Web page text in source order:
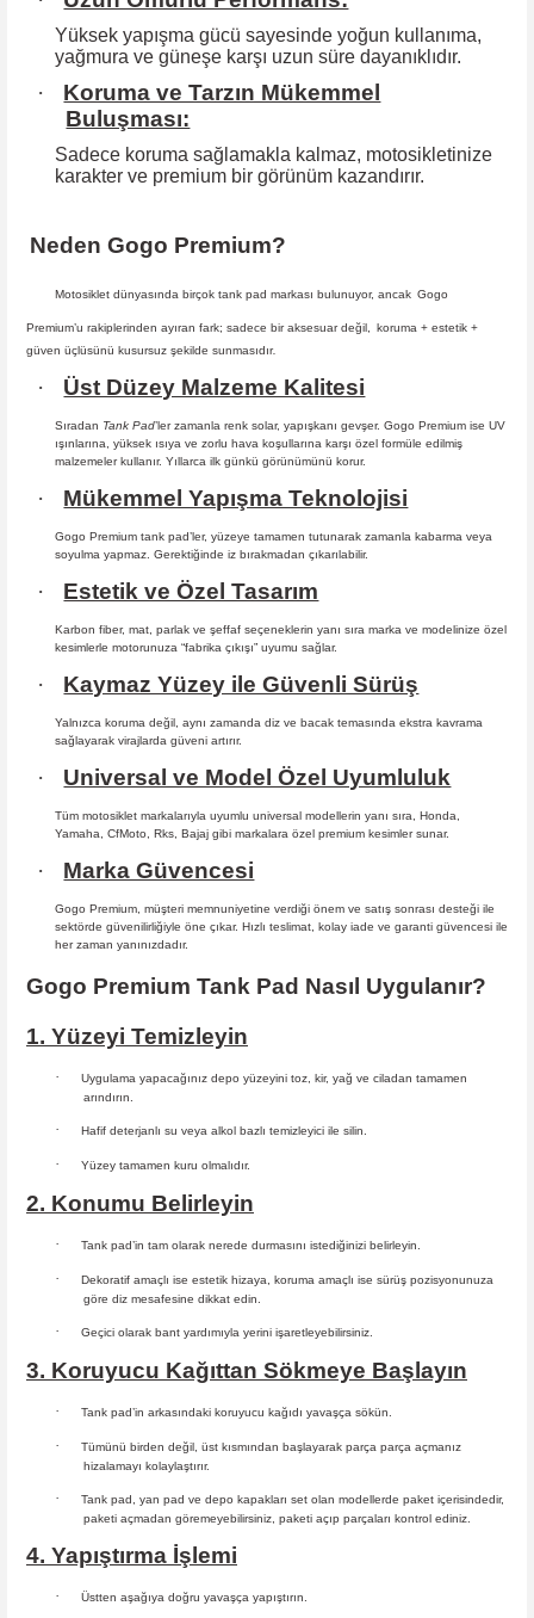
Yüksek yapışma gücü sayesinde yoğun kullanıma,
yağmura ve güneşe karşı uzun süre dayanıklıdır.
·
Koruma ve Tarzın Mükemmel
Buluşması:
Sadece koruma sağlamakla kalmaz, motosikletinize
karakter ve premium bir görünüm kazandırır.
Neden Gogo Premium?
Motosiklet dünyasında birçok tank pad markası bulunuyor, ancak Gogo
Premium’u rakiplerinden ayıran fark; sadece bir aksesuar değil,
koruma + estetik +
güven üçlüsünü kusursuz şekilde sunmasıdır.
· Üst Düzey Malzeme Kalitesi
Sıradan Tank Pad’ler zamanla renk solar, yapışkanı gevşer. Gogo Premium ise UV
ışınlarına, yüksek ısıya ve zorlu hava koşullarına karşı özel formüle edilmiş
malzemeler kullanır. Yıllarca ilk günkü görünümünü korur.
· Mükemmel Yapışma Teknolojisi
Gogo Premium tank pad’ler, yüzeye tamamen tutunarak zamanla kabarma veya
soyulma yapmaz. Gerektiğinde iz bırakmadan çıkarılabilir.
· Estetik ve Özel Tasarım
Karbon fiber, mat, parlak ve şeffaf seçeneklerin yanı sıra marka ve modelinize özel
kesimlerle motorunuza “fabrika çıkışı” uyumu sağlar.
· Kaymaz Yüzey ile Güvenli Sürüş
Yalnızca koruma değil, aynı zamanda diz ve bacak temasında ekstra kavrama
sağlayarak virajlarda güveni artırır.
· Universal ve Model Özel Uyumluluk
Tüm motosiklet markalarıyla uyumlu universal modellerin yanı sıra, Honda,
Yamaha, CfMoto, Rks, Bajaj gibi markalara özel premium kesimler sunar.
· Marka Güvencesi
Gogo Premium, müşteri memnuniyetine verdiği önem ve satış sonrası desteği ile
sektörde güvenilirliğiyle öne çıkar. Hızlı teslimat, kolay iade ve garanti güvencesi ile
her zaman yanınızdadır.
Gogo Premium Tank Pad Nasıl Uygulanır?
1. Yüzeyi Temizleyin
·
Uygulama yapacağınız depo yüzeyini toz, kir, yağ ve ciladan tamamen
arındırın.
· Hafif deterjanlı su veya alkol bazlı temizleyici ile silin.
· Yüzey tamamen kuru olmalıdır.
2. Konumu Belirleyin
· Tank pad’in tam olarak nerede durmasını istediğinizi belirleyin.
· Dekoratif amaçlı ise estetik hizaya, koruma amaçlı ise sürüş pozisyonunuza
göre diz mesafesine dikkat edin.
· Geçici olarak bant yardımıyla yerini işaretleyebilirsiniz.
3. Koruyucu Kağıttan Sökmeye Başlayın
· Tank pad’in arkasındaki koruyucu kağıdı yavaşça sökün.
·
Tümünü birden değil, üst kısmından başlayarak parça parça açmanız
hizalamayı kolaylaştırır.
·
Tank pad, yan pad ve depo kapakları set olan modellerde paket içerisindedir,
paketi açmadan göremeyebilirsiniz, paketi açıp parçaları kontrol ediniz.
4. Yapıştırma İşlemi
· Üstten aşağıya doğru yavaşça yapıştırın.